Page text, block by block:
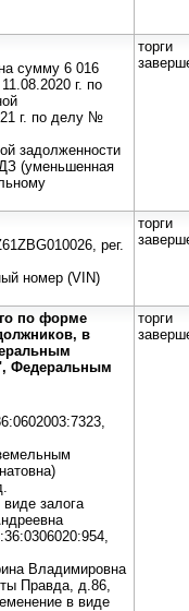
сумму 6 016
г. по
г. по делу №
задолженности
(уменьшенная
торги
рег.
номер (VIN)
торги
по форме
в
Федеральным
залога
Владимировна
Правда, д.86,
в виде
торги